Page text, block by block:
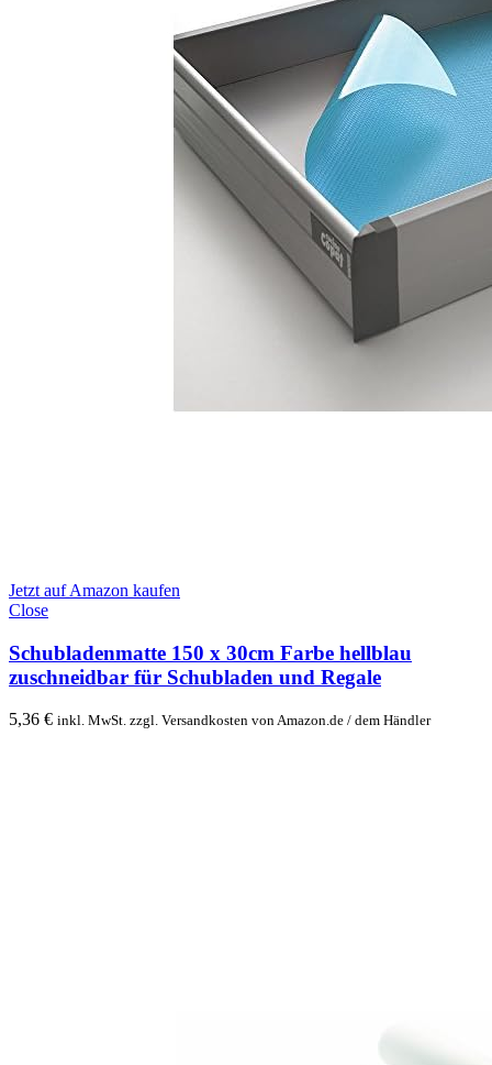
Jetzt auf Amazon kaufen
Close
Schubladenmatte 150 x 30cm Farbe hellblau
zuschneidbar für Schubladen und Regale
5,36 € inkl. MwSt. zzgl. Versandkosten von Amazon.de / dem Händler